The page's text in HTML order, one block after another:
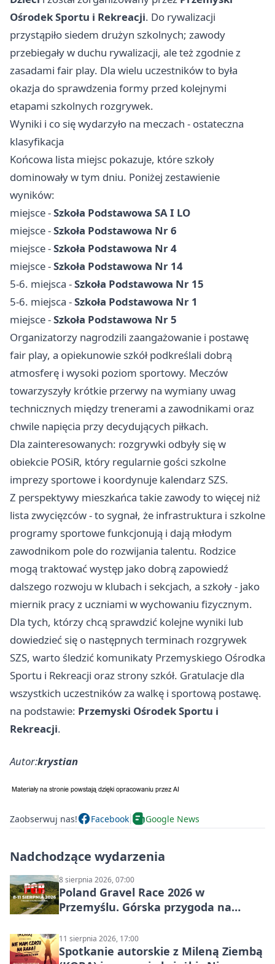
Ośrodek Sportu i Rekreacji. Do rywalizacji
przystąpiło siedem drużyn szkolnych; zawody
przebiegały w duchu rywalizacji, ale też zgodnie z
zasadami fair play. Dla wielu uczestników to była
okazja do sprawdzenia formy przed kolejnymi
etapami szkolnych rozgrywek.
Wyniki i co się wydarzyło na meczach - ostateczna
klasyfikacja
Końcowa lista miejsc pokazuje, które szkoły
dominowały w tym dniu. Poniżej zestawienie
wyników:
miejsce -Szkoła Podstawowa SA I LO
miejsce -Szkoła Podstawowa Nr 6
miejsce -Szkoła Podstawowa Nr 4
miejsce -Szkoła Podstawowa Nr 14
5-6. miejsca -Szkoła Podstawowa Nr 15
5-6. miejsca -Szkoła Podstawowa Nr 1
miejsce -Szkoła Podstawowa Nr 5
Organizatorzy nagrodzili zaangażowanie i postawę
fair play, a opiekunowie szkół podkreślali dobrą
atmosferę i wysoki poziom sportowy. Meczów
towarzyszyły krótkie przerwy na wymiany uwag
technicznych między trenerami a zawodnikami oraz
chwile napięcia przy decydujących piłkach.
Dla zainteresowanych: rozgrywki odbyły się w
obiekcie POSiR, który regularnie gości szkolne
imprezy sportowe i koordynuje kalendarz SZS.
Z perspektywy mieszkańca takie zawody to więcej niż
lista zwycięzców - to sygnał, że infrastruktura i szkolne
programy sportowe funkcjonują i dają młodym
zawodnikom pole do rozwijania talentu. Rodzice
mogą traktować występ jako dobrą zapowiedź
dalszego rozwoju w klubach i sekcjach, a szkoły - jako
miernik pracy z uczniami w wychowaniu fizycznym.
Dla tych, którzy chcą sprawdzić kolejne wyniki lub
dowiedzieć się o następnych terminach rozgrywek
SZS, warto śledzić komunikaty Przemyskiego Ośrodka
Sportu i Rekreacji oraz strony szkół. Gratulacje dla
wszystkich uczestników za walkę i sportową postawę.
na podstawie: Przemyski Ośrodek Sportu i
Rekreacji.
Autor:krystian
Zaobserwuj nas! Facebook Google News
Nadchodzące wydarzenia
8 sierpnia 2026, 07:00
Poland Gravel Race 2026 w
Przemyślu. Górska przygoda na
11 sierpnia 2026, 17:00
Spotkanie autorskie z Mileną Ziembą